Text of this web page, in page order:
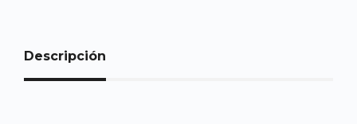
Descripción